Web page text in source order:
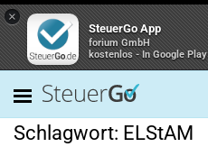
×
SteuerGo App
forium GmbH
kostenlos - In Google Play
Schlagwort: ELStAM